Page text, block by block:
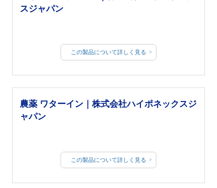
スジャパン
この製品について詳しく見る
農薬 ワターイン｜株式会社ハイポネックスジ
ャパン
この製品について詳しく見る